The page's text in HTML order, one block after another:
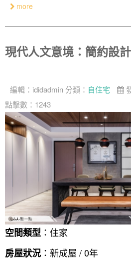
more
現代人文意境：簡約設
編輯： ididadmin 分類： 自住宅
點擊數：1243
空間類型 ：住家
房屋狀況 ：新成屋 / 0年